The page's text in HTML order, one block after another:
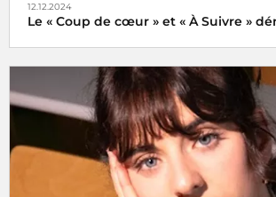
12.12.2024
Le « Coup de cœur » et « À Suivre »
Tels des oiseaux migrateurs à partir du
2024 retrouvez nos rubriquesCoup de
non plus ici (sur radiofrance.com) mais là, à
plateforme